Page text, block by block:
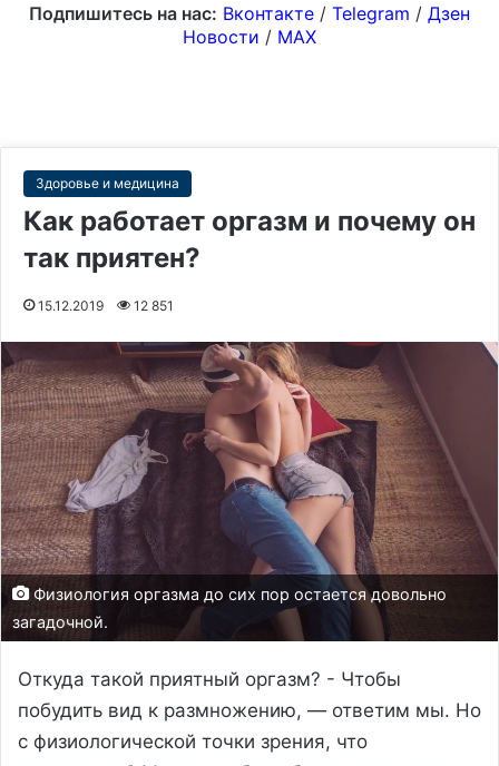
Подпишитесь на нас: Вконтакте / Telegram / Дзен
Новости / MAX